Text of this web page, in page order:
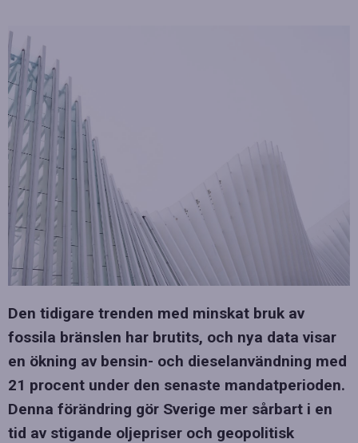
Den tidigare trenden med minskat bruk av
fossila bränslen har brutits, och nya data visar
en ökning av bensin- och dieselanvändning med
21 procent under den senaste mandatperioden.
Denna förändring gör Sverige mer sårbart i en
tid av stigande oljepriser och geopolitisk